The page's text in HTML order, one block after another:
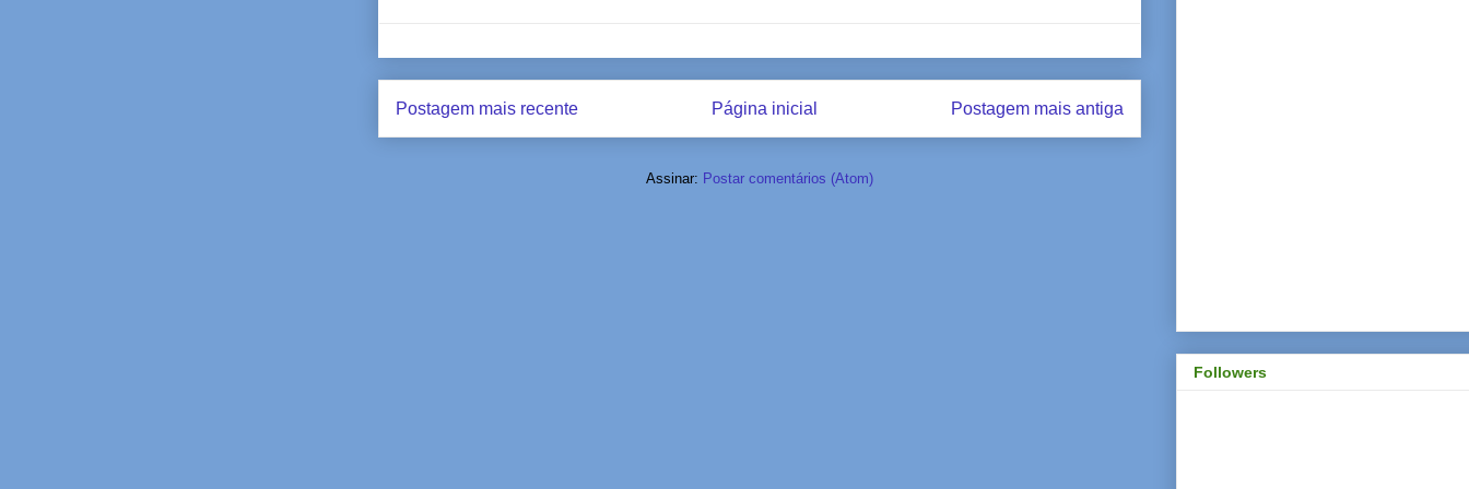
Postagem mais recente Postagem mais antiga
Página inicial
Assinar: Postar comentários (Atom)
Followers